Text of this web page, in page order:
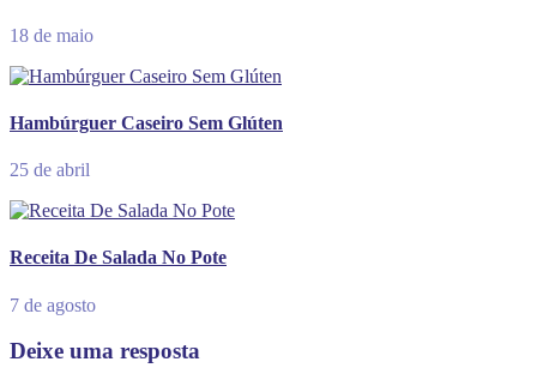
18 de maio
Hambúrguer Caseiro Sem Glúten
25 de abril
Receita De Salada No Pote
7 de agosto
Deixe uma resposta